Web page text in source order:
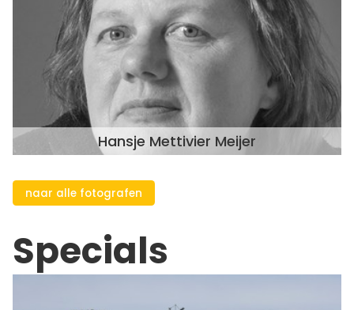
Hansje Mettivier Meijer
naar alle fotografen
Specials